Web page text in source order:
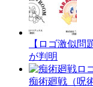
【ロゴ激似
が判明
痴術廻戦（呪